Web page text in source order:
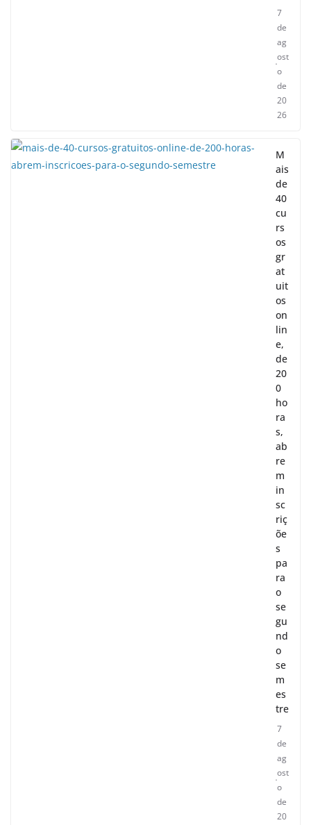
7
de
ag
ost
o
de
20
26
M
ais
de
40
cu
rs
os
gr
at
uit
os
on
lin
e,
de
20
0
ho
ra
s,
ab
re
m
in
sc
riç
õe
s
pa
ra
o
se
gu
nd
o
se
m
es
tre
7
de
ag
ost
o
de
20